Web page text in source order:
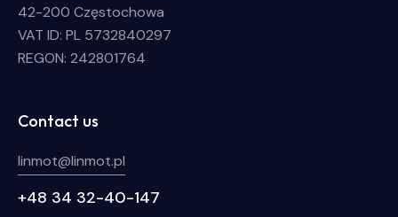
42-200 Częstochowa
VAT ID: PL 5732840297
REGON: 242801764
Contact us
linmot@linmot.pl
+48 34 32-40-147